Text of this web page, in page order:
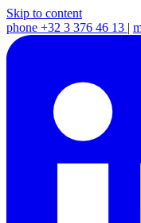
Skip to content
phone +32 3 376 46 13 |